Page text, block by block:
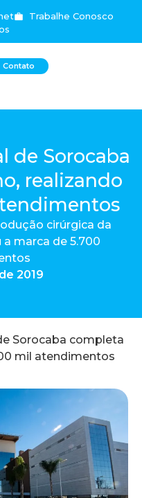
Trabalhe Conosco
Contato
de Sorocaba
realizando
cirúrgica da
marca de 5.700
2019
Sorocaba completa
mil atendimentos